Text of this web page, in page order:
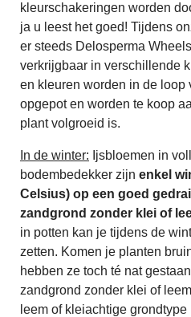
kleurschakeringen worden
ja u leest het goed! Tijdens
er steeds Delosperma
verkrijgbaar in verschillende
en kleuren worden in de loop
opgepot en worden te koop
plant volgroeid is.
In de winter: Ijsbloemen in
bodembedekker zijn enkel
Celsius) op een goed
zandgrond zonder klei of
in potten kan je tijdens de
zetten. Komen je planten
hebben ze toch té nat
zandgrond zonder klei of
leem of kleiachtige